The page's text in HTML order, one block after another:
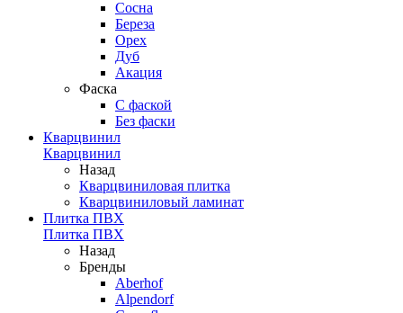
Сосна
Береза
Орех
Дуб
Акация
Фаска
С фаской
Без фаски
Кварцвинил
Кварцвинил
Назад
Кварцвиниловая плитка
Кварцвиниловый ламинат
Плитка ПВХ
Плитка ПВХ
Назад
Бренды
Aberhof
Alpendorf